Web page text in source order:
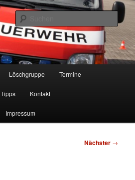
Löschgruppe Rodenkirchen
Löschgruppe Termine
Kontakt
Impressum
Nächster →